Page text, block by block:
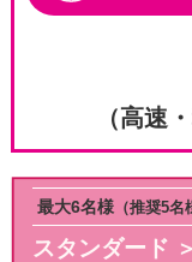
（高速
スタンダード
最大6名様 （推奨5名